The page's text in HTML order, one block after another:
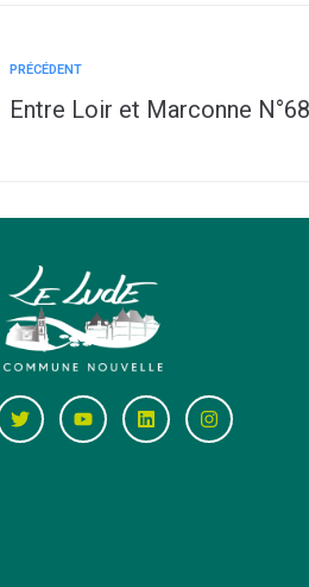
PRÉCÉDENT
Entre Loir et Marconne N°68